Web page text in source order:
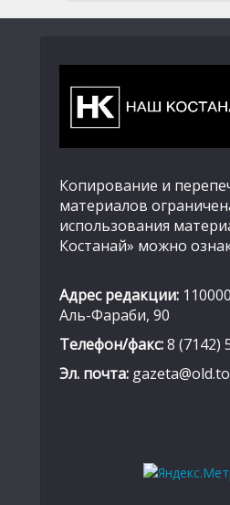
Копирование и
материалов
использования
Костанай» можно
Адрес редакции:
Аль-Фараби, 90
Телефон/факс:8 (7142)
Эл. почта: